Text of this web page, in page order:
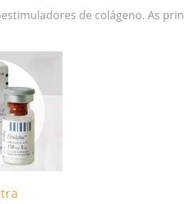
de colágeno. As